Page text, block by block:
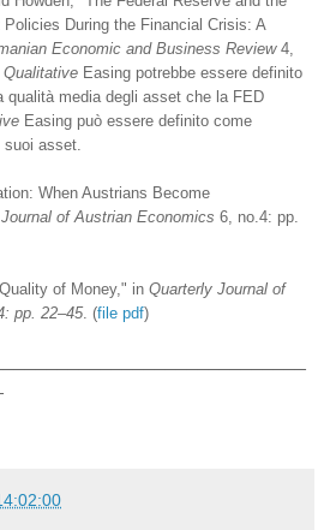
During the Financial Crisis: A
Economic and Business Review4,
Qualitative Easing potrebbe essere definito
qualità media degli asset che la FED
Easing può essere definito come
asset.
When Austrians Become
of Austrian Economics 6, no.4: pp.
of Money," in Quarterly Journal of
pp. 22–45. (file pdf)